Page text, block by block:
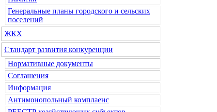
Генеральные планы городского и сельских
поселений
ЖКХ
Стандарт развития конкуренции
Нормативные документы
Соглашения
Информация
Антимонопольный комплаенс